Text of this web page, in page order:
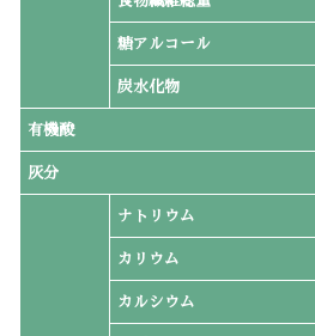
糖アルコール
炭水化物
有機酸
灰分
ナトリウム
カリウム
カルシウム